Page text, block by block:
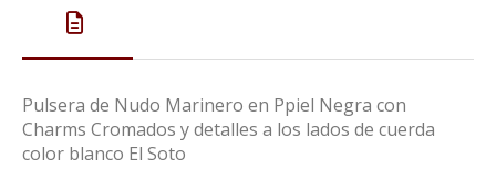
Pulsera de Nudo Marinero en Ppiel Negra con
Charms Cromados y detalles a los lados de cuerda
color blanco El Soto